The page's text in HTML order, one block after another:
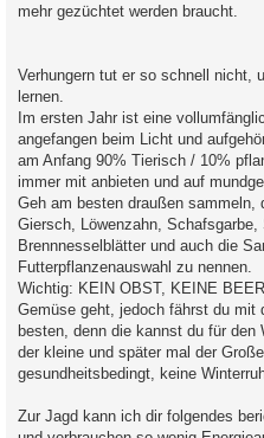
mehr gezüchtet werden braucht.
Verhungern tut er so schnell nicht,
lernen.
Im ersten Jahr ist eine
angefangen beim Licht und
am Anfang 90% Tierisch / 10%
immer mit anbieten und auf
Geh am besten draußen sammeln,
Giersch, Löwenzahn,
Brennnesselblätter und auch die
Futterpflanzenauswahl zu nennen.
Wichtig: KEIN OBST, KEINE
Gemüse geht, jedoch fährst du mit
besten, denn die kannst du für
der kleine und später mal der
gesundheitsbedingt, keine
Zur Jagd kann ich dir folgendes